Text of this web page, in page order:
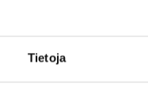
Tietoja